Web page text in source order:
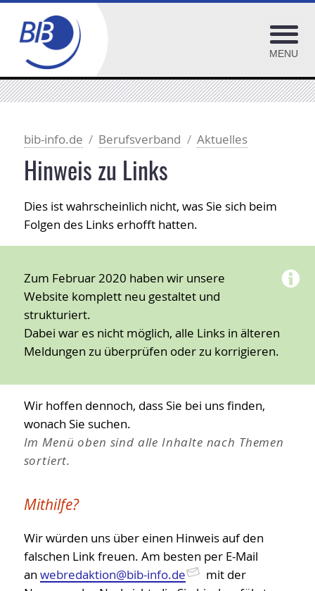
Aktuelles
Geschäftsstelle
Vereinsausschuss
Mitgliederversammlungen
25. Jubiläum des BIB
Kommissionen
Arbeitsgruppen
BI-International
Satzung, AGBs etc.
Geschichte
bib-info.de Berufsverband Aktuelles
Hinweis zu Links
Dies ist wahrscheinlich nicht, was Sie sich beim
Folgen des Links erhofft hatten.
Zum Februar 2020 haben wir unsere
Website komplett neu gestaltet und
strukturiert.
Dabei war es nicht möglich, alle Links in älteren
Meldungen zu überprüfen oder zu korrigieren.
Wir hoffen dennoch, dass Sie bei uns finden,
wonach Sie suchen.
Im Menü oben sind alle Inhalte nach Themen
sortiert.
Mithilfe?
Wir würden uns über einen Hinweis auf den
falschen Link freuen. Am besten per E-Mail
an webredaktion@bib-info.de
mit der
MENU